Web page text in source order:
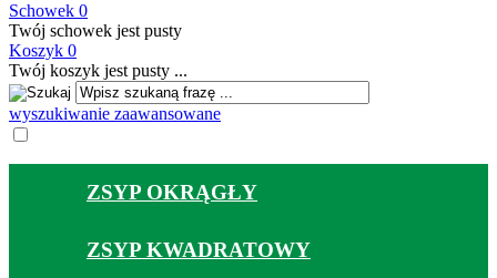
Schowek 0
Twój schowek jest pusty
Koszyk 0
Twój koszyk jest pusty ...
wyszukiwanie zaawansowane
ZSYP OKRĄGŁY
ZSYP KWADRATOWY